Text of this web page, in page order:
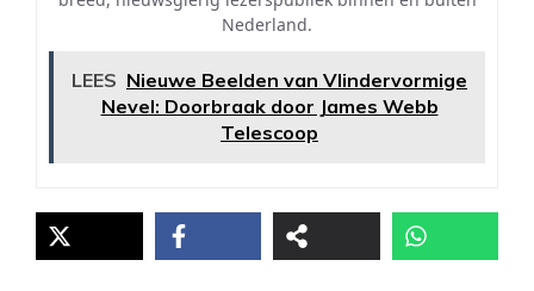
Nederland.
LEES Nieuwe Beelden van Vlindervormige
Nevel: Doorbraak door James Webb
Telescoop